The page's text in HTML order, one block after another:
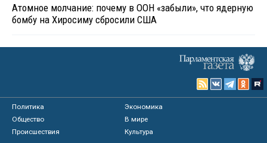
Атомное молчание: почему в ООН «забыли», что ядерную
бомбу на Хиросиму сбросили США
Политика
Экономика
Общество
В мире
Происшествия
Культура